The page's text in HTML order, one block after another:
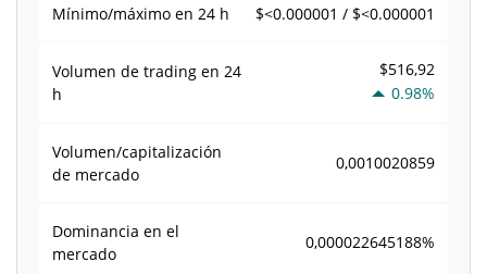
Mínimo/máximo en 24 h $<0.000001 / $<0.000001
Volumen de trading en 24
h
$516,92
0.98%
Volumen/capitalización
de mercado
0,0010020859
Dominancia en el
mercado
0,000022645188%